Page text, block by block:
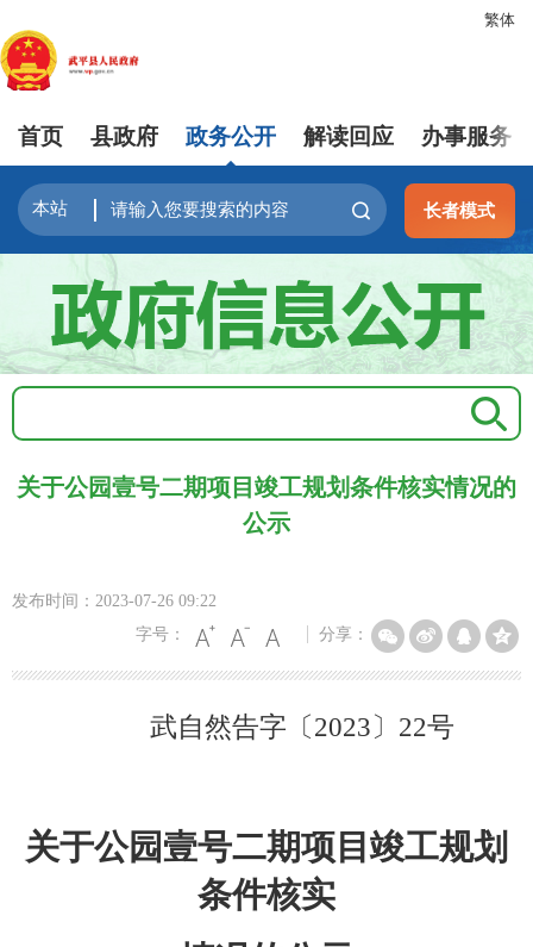
繁体
首页 县政府 政务公开 解读回应 办事服务
长者模式
关于公园壹号二期项目竣工规划条件核实情况的
公示
发布时间：2023-07-26 09:22
字号：
分享：
武自然告字〔 2023 〕 22号
关于公园壹号二期项目竣工规划
条件核实